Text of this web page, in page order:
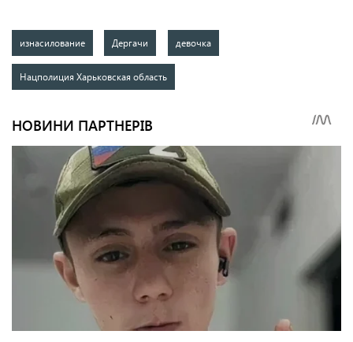
изнасилование Дергачи девочка
Нацполиция Харьковская область